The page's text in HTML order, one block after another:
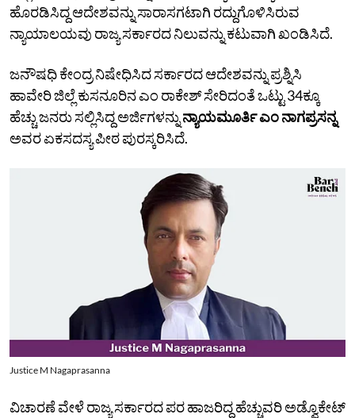
ಹೊರಡಿಸಿದ್ದ ಆದೇಶವನ್ನು ಸಾರಾಸಗಟಾಗಿ ರದ್ದುಗೊಳಿಸಿರುವ
ನ್ಯಾಯಾಲಯವು ರಾಜ್ಯ ಸರ್ಕಾರದ ನಿಲುವನ್ನು ಕಟುವಾಗಿ ಖಂಡಿಸಿದೆ.
ಜನೌಷಧಿ ಕೇಂದ್ರ ನಿಷೇಧಿಸಿದ ಸರ್ಕಾರದ ಆದೇಶವನ್ನು ಪ್ರಶ್ನಿಸಿ
ಹಾವೇರಿ ಜಿಲ್ಲೆ ಕುಸನೂರಿನ ಎಂ ರಾಕೇಶ್‌ ಸೇರಿದಂತೆ ಒಟ್ಟು 34ಕ್ಕೂ
ಹೆಚ್ಚು ಜನರು ಸಲ್ಲಿಸಿದ್ದ ಅರ್ಜಿಗಳನ್ನುನ್ಯಾಯಮೂರ್ತಿ ಎಂ ನಾಗಪ್ರಸನ್ನ
ಅವರ ಏಕಸದಸ್ಯ ಪೀಠ ಪುರಸ್ಕರಿಸಿದೆ.
Justice M Nagaprasanna
ವಿಚಾರಣೆ ವೇಳೆ ರಾಜ್ಯ ಸರ್ಕಾರದ ಪರ ಹಾಜರಿದ್ದ ಹೆಚ್ಚುವರಿ ಅಡ್ವೊಕೇಟ್‌